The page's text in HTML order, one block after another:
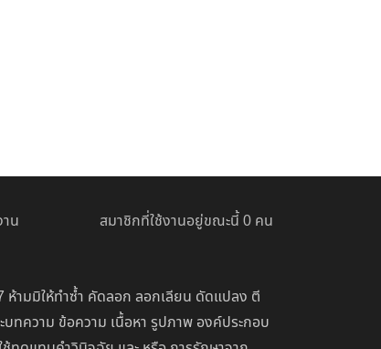
น สมาชิกที่ใช้งานอยู่ขณะนี้ 0 คน
ห้ามมิให้ทำซ้ำ คัดลอก ลอกเลียน ดัดแปลง ตี
ความ ข้อความ เนื้อหา รูปภาพ องค์ประกอบ